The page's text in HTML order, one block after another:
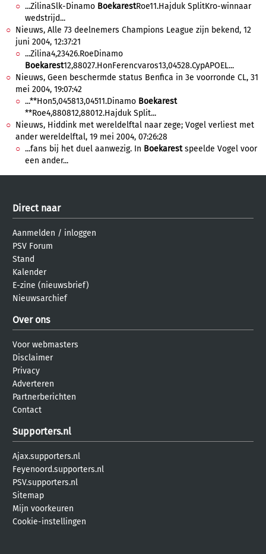
...ZilinaSlk-Dinamo BoekarestRoe11.Hajduk SplitKro-winnaar
wedstrijd...
Nieuws, Alle 73 deelnemers Champions League zijn bekend, 12
juni 2004, 12:37:21
...Zilina4,23426.RoeDinamo
Boekarest12,88027.HonFerencvaros13,04528.CypAPOEL...
Nieuws, Geen beschermde status Benfica in 3e voorronde CL, 31
mei 2004, 19:07:42
...**Hon5,045813,04511.Dinamo Boekarest
**Roe4,880812,88012.Hajduk Split...
Nieuws, Hiddink met wereldelftal naar zege; Vogel verliest met
ander wereldelftal, 19 mei 2004, 07:26:28
...fans bij het duel aanwezig. In Boekarestspeelde Vogel voor
een ander...
Direct naar
Aanmelden / inloggen
PSV Forum
Stand
Kalender
E-zine (nieuwsbrief)
Nieuwsarchief
Over ons
Voor webmasters
Disclaimer
Privacy
Adverteren
Partnerberichten
Contact
Supporters.nl
Ajax.supporters.nl
Feyenoord.supporters.nl
PSV.supporters.nl
Sitemap
Mijn voorkeuren
Cookie-instellingen